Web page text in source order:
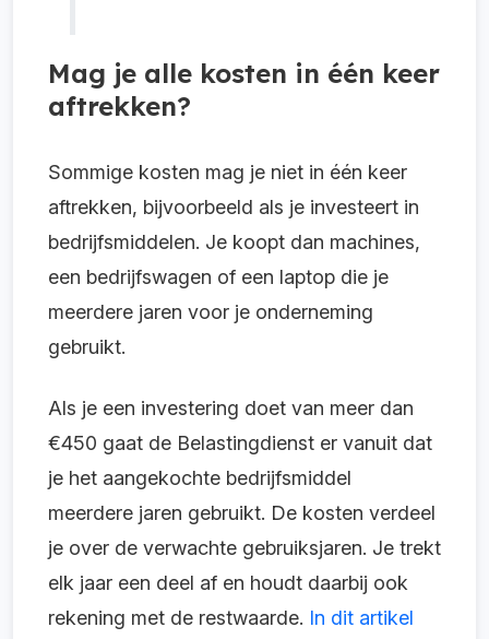
Mag je alle kosten in één keer
aftrekken?
Sommige kosten mag je niet in één keer
aftrekken, bijvoorbeeld als je investeert in
bedrijfsmiddelen. Je koopt dan machines,
een bedrijfswagen of een laptop die je
meerdere jaren voor je onderneming
gebruikt.
Als je een investering doet van meer dan
€450 gaat de Belastingdienst er vanuit dat
je het aangekochte bedrijfsmiddel
meerdere jaren gebruikt. De kosten verdeel
je over de verwachte gebruiksjaren. Je trekt
elk jaar een deel af en houdt daarbij ook
rekening met de restwaarde. In dit artikel